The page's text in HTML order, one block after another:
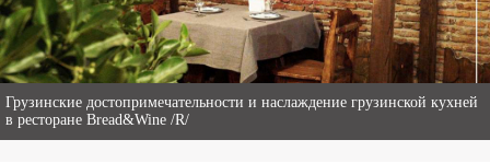
Гиви Абалаки – 86-летний фермер из Горийского муниципалитета